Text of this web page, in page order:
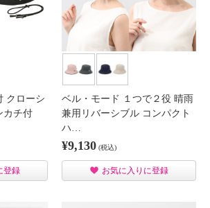
クローシ
カチ付
登録
ベル・モード １つで２役 晴雨
兼用リバーシブル コンパクト
ハ…
¥9,130 (税込)
お気に入りに登録